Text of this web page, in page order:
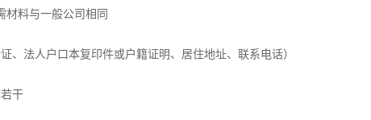
材料与一般公司相同
、法人户口本复印件或户籍证明、居住地址、联系电话）
干